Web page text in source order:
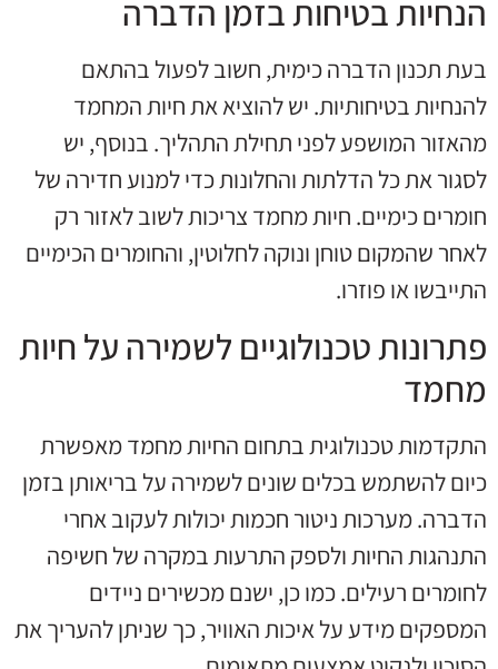
הנחיות בטיחות בזמן הדברה
בעת תכנון הדברה כימית, חשוב לפעול בהתאם
להנחיות בטיחותיות. יש להוציא את חיות המחמד
מהאזור המושפע לפני תחילת התהליך. בנוסף, יש
לסגור את כל הדלתות והחלונות כדי למנוע חדירה של
חומרים כימיים. חיות מחמד צריכות לשוב לאזור רק
לאחר שהמקום טוחן ונוקה לחלוטין, והחומרים הכימיים
התייבשו או פוזרו.
פתרונות טכנולוגיים לשמירה על חיות
מחמד
התקדמות טכנולוגית בתחום החיות מחמד מאפשרת
כיום להשתמש בכלים שונים לשמירה על בריאותן בזמן
הדברה. מערכות ניטור חכמות יכולות לעקוב אחרי
התנהגות החיות ולספק התרעות במקרה של חשיפה
לחומרים רעילים. כמו כן, ישנם מכשירים ניידים
המספקים מידע על איכות האוויר, כך שניתן להעריך את